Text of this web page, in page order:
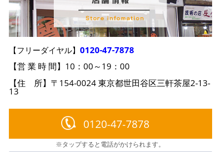
【フリーダイヤル】 0120-47-7878
【営 業 時 間】10：00～19：00
【住 所】〒154-0024 東京都世田谷区三軒茶屋2-13-
13
0120-47-7878
※タップすると電話がかけられます。